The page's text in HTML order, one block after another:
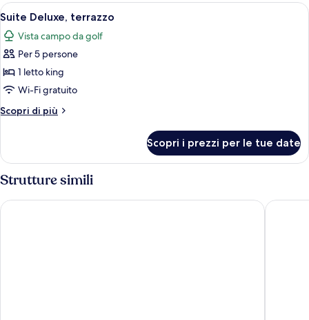
Apri
tutte
le
foto
per
Suite
Deluxe,
terrazzo
Una camera d'albergo con un letto
3
Suite Deluxe, terrazzo
Vista campo da golf
Per 5 persone
1 letto king
Wi-Fi gratuito
Scopri di più
Altri
Deluxe,
Scopri i prezzi per le tue date
Strutture simili
Hôtel Barrière Le Royal Deauville ibis